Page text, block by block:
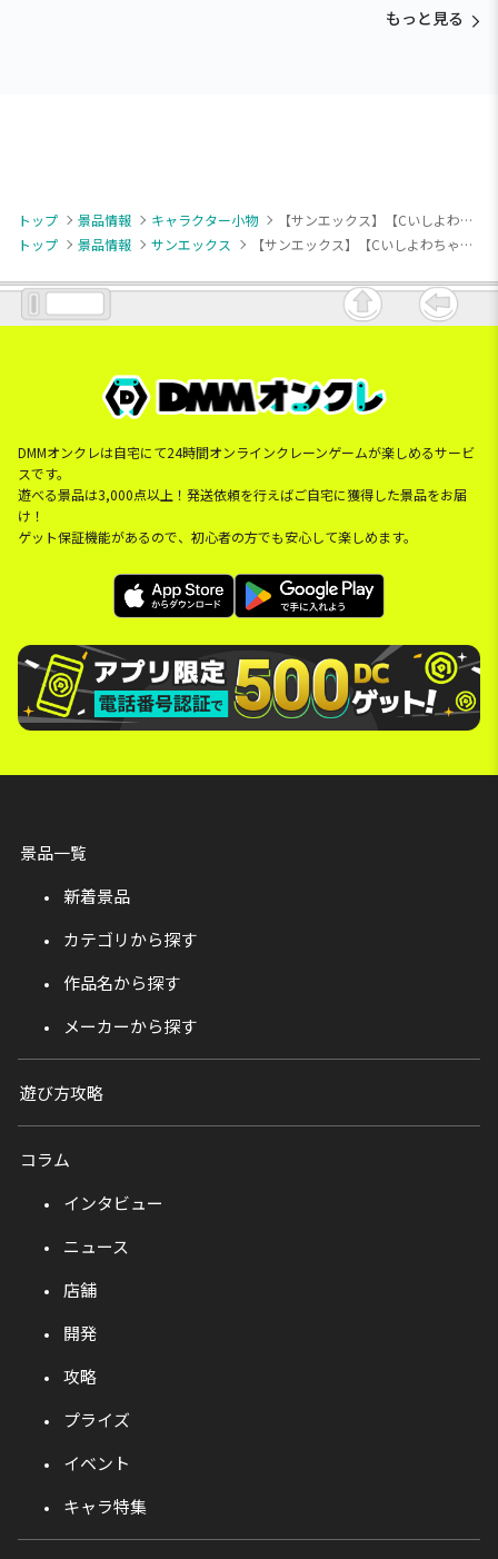
もっと見る
トップ 景品情報 キャラクター小物
【サンエックス】【Cいしよわちゃん(いしがよわい)】いしよわちゃん マスコットキーチェーン
トップ
景品情報 サンエックス 【サンエックス】【Cいしよわちゃん(いしがよわい)】いしよわちゃん マスコットキーチェーン
DMMオンクレは自宅にて24時間オンラインクレーンゲームが楽しめるサービ
スです。
遊べる景品は3,000点以上！発送依頼を行えばご自宅に獲得した景品をお届
け！
ゲット保証機能があるので、初心者の方でも安心して楽しめます。
景品一覧
新着景品
カテゴリから探す
作品名から探す
メーカーから探す
遊び方攻略
コラム
インタビュー
ニュース
店舗
開発
攻略
プライズ
イベント
キャラ特集